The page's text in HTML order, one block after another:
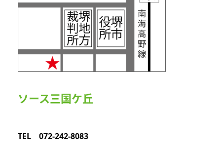
ソース三国ケ丘
TEL 072-242-8083